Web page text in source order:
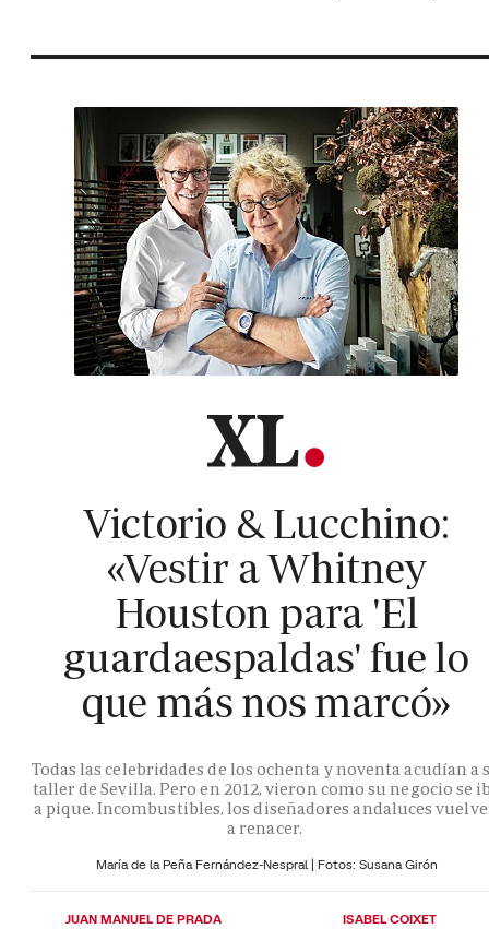
Victorio & Lucchino:
«Vestir a Whitney
Houston para 'El
guardaespaldas' fue lo
que más nos marcó»
Todas las celebridades de los ochenta y noventa acudían a
taller de Sevilla. Pero en 2012, vieron como su negocio se
a pique. Incombustibles, los diseñadores andaluces
a renacer.
María de la Peña Fernández-Nespral | Fotos: Susana Girón
JUAN MANUEL DE PRADA ISABEL COIXET